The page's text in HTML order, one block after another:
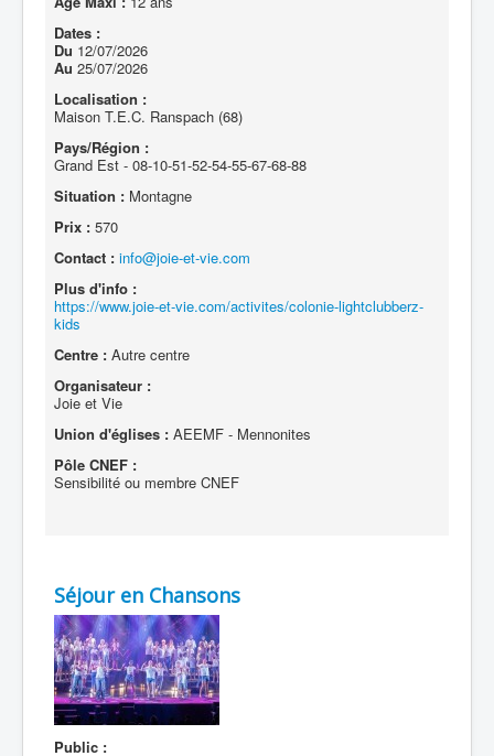
Dates :
Du 12/07/2026
Au 25/07/2026
Localisation :
Maison T.E.C. Ranspach (68)
Pays/Région :
Grand Est - 08-10-51-52-54-55-67-68-88
Situation : Montagne
Prix : 570
Contact : info@joie-et-vie.com
Plus d'info :
https://www.joie-et-vie.com/activites/colonie-lightclubberz-
kids
Centre : Autre centre
Organisateur :
Joie et Vie
Union d'églises : AEEMF - Mennonites
Pôle CNEF :
Sensibilité ou membre CNEF
Séjour en Chansons
Public :